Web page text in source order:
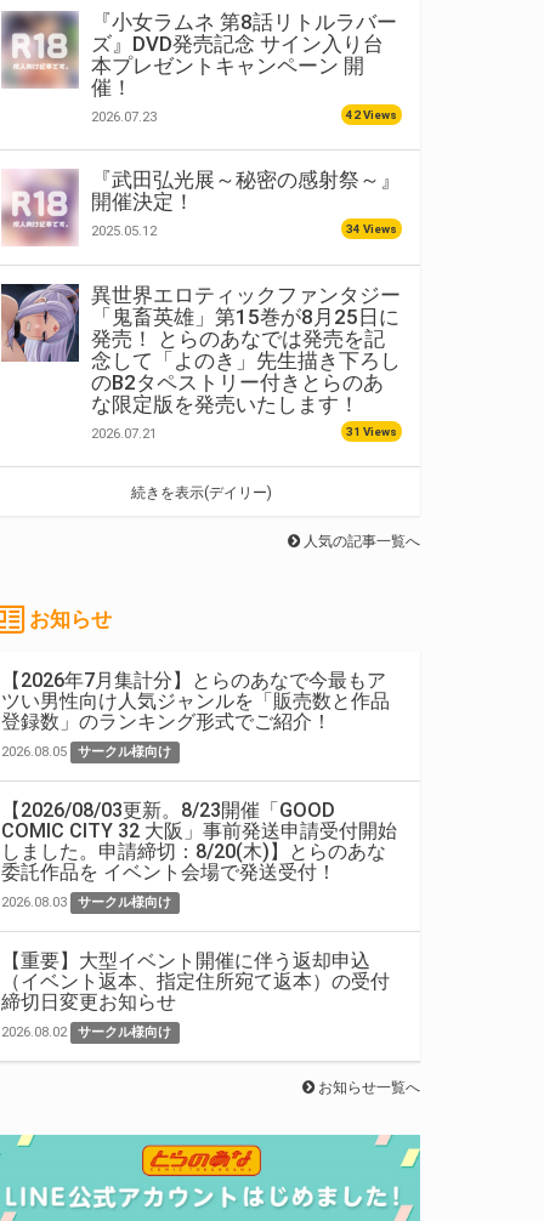
『小女ラムネ 第8話リトルラバー
ズ』DVD発売記念 サイン入り台
本プレゼントキャンペーン 開
催！
2026.07.23 42 Views
『武田弘光展～秘密の感射祭～』
開催決定！
2025.05.12 34 Views
異世界エロティックファンタジー
「鬼畜英雄」第15巻が8月25日に
発売！ とらのあなでは発売を記
念して「よのき」先生描き下ろし
のB2タペストリー付きとらのあ
な限定版を発売いたします！
2026.07.21 31 Views
続きを表示(デイリー)
人気の記事一覧へ
お知らせ
【2026年7月集計分】とらのあなで今最もア
ツい男性向け人気ジャンルを「販売数と作品
登録数」のランキング形式でご紹介！
2026.08.05 サークル様向け
【2026/08/03更新。8/23開催「GOOD
COMIC CITY 32 大阪」事前発送申請受付開始
しました。申請締切：8/20(木)】とらのあな
委託作品を イベント会場で発送受付！
2026.08.03 サークル様向け
【重要】大型イベント開催に伴う返却申込
（イベント返本、指定住所宛て返本）の受付
締切日変更お知らせ
2026.08.02 サークル様向け
お知らせ一覧へ